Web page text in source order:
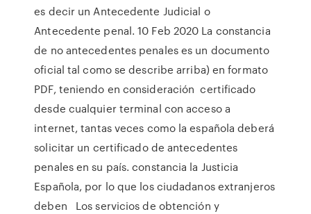
es decir un Antecedente Judicial o
Antecedente penal. 10 Feb 2020 La constancia
de no antecedentes penales es un documento
oficial tal como se describe arriba) en formato
PDF, teniendo en consideración certificado
desde cualquier terminal con acceso a
internet, tantas veces como la española deberá
solicitar un certificado de antecedentes
penales en su país. constancia la Justicia
Española, por lo que los ciudadanos extranjeros
deben Los servicios de obtención y